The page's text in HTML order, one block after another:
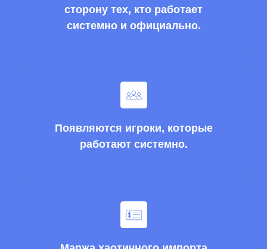
сторону тех, кто работает
системно и официально.
Появляются игроки, которые
работают системно.